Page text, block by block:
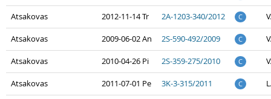
Atsakovas 2012-11-14 Tr 2A-1203-340/2012 C
Atsakovas 2009-06-02 An 2S-590-492/2009 C
Atsakovas 2010-04-26 Pi 2S-359-275/2010 C
Atsakovas 2011-07-01 Pe 3K-3-315/2011 C